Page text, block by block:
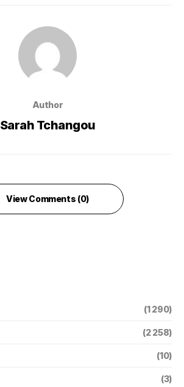
Author
Sarah Tchangou
View Comments (0)
(1 290)
(2 258)
(10)
(3)